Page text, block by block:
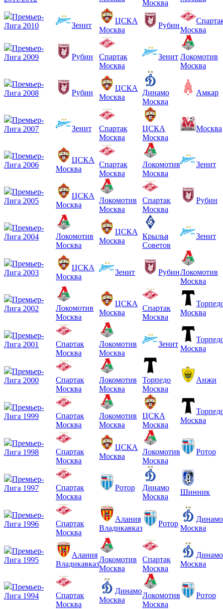
Москва
Премьер-
Лига 2010
Зенит
ЦСКА
Москва
Рубин
Москва
Премьер-
Лига 2009
Рубин
Спартак
Москва
Зенит Локомотив
Москва
Премьер-
Лига 2008
Рубин
ЦСКА
Москва
Динамо
Москва
Амкар
Премьер-
Лига 2007
Зенит
Спартак
Москва
ЦСКА
Москва
Москва
Премьер-
Лига 2006
ЦСКА
Москва
Спартак
Москва
Локомотив
Москва
Зенит
Премьер-
Лига 2005
ЦСКА
Москва
Локомотив
Москва
Спартак
Москва
Рубин
Премьер-
Лига 2004
Локомотив
Москва
ЦСКА
Москва
Крылья
Советов
Зенит
Премьер-
Лига 2003
ЦСКА
Москва
Зенит РубинЛокомотив
Москва
Премьер-
Лига 2002
Локомотив
Москва
ЦСКА
Москва
Спартак
Москва
Москва
Премьер-
Лига 2001
Спартак
Москва
Локомотив
Москва
Зенит
Москва
Премьер-
Лига 2000
Спартак
Москва
Локомотив
Москва
Торпедо
Москва
Анжи
Премьер-
Лига 1999
Спартак
Москва
Локомотив
Москва
ЦСКА
Москва
Москва
Премьер-
Лига 1998
Спартак
Москва
ЦСКА
Москва
Локомотив
Москва
Ротор
Премьер-
Лига 1997
Спартак
Москва
Ротор
Динамо
Москва
Шинник
Премьер-
Лига 1996
Спартак
Москва
Алания
Владикавказ
Ротор
Динамо
Москва
Премьер-
Лига 1995
Алания
Владикавказ
Локомотив
Москва
Спартак
Москва
Динамо
Москва
Премьер-
Лига 1994
Спартак
Москва
Динамо
Москва
Локомотив
Москва
Ротор